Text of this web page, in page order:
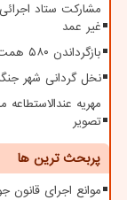
غیر عمد
بازگرداندن ۵۸۰ همت از اموال غارت شده به بیت المال
نخل گردانی شهر
مهریه
تصویر
پربحث ترین ها
موانع اجرای